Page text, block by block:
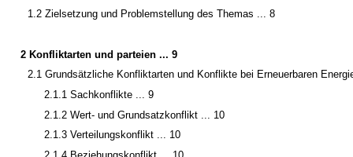
1.2 Zielsetzung und Problemstellung des Themas ... 8
2 Konfliktarten und ­parteien ... 9
2.1 Grundsätzliche Konfliktarten und Konflikte bei Erneuerbaren
2.1.1 Sachkonflikte ... 9
2.1.2 Wert- und Grundsatzkonflikt ... 10
2.1.3 Verteilungskonflikt ... 10